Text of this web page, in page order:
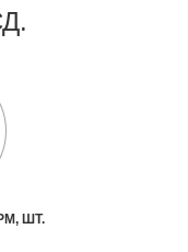
ШТ.